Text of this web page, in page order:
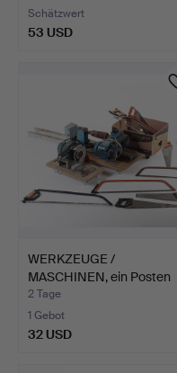
Schätzwert
53 USD
WERKZEUGE /
MASCHINEN, ein Posten
u.a. mit…
2 Tage
1 Gebot
32 USD